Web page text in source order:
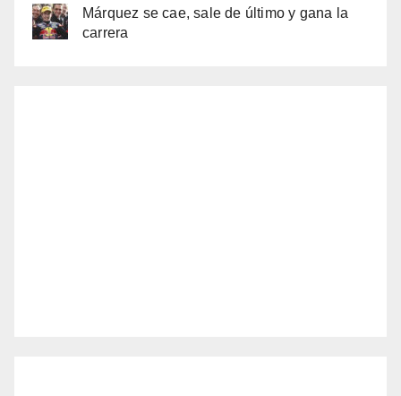
Márquez se cae, sale de último y gana la
carrera